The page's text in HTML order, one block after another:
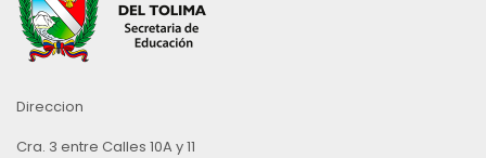
Direccion
Cra. 3 entre Calles 10A y 11